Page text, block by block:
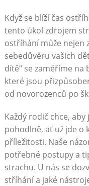
Když se blíží čas
tento úkol zdrojem
ostříhání může nejen
sebedůvěru vašich
dítě“ se zaměříme na
které jsou
od novorozenců po
Každý rodič chce,
pohodlně, ať už jde o
příležitosti. Naše
potřebné postupy a
strachu. U nás se
stříhání a jaké